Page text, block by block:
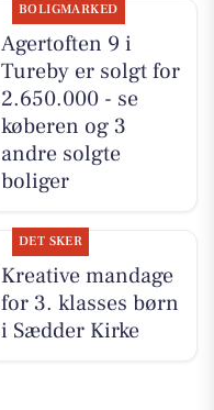
BOLIGMARKED
Agertoften 9 i
Tureby er solgt for
2.650.000 - se
køberen og 3
andre solgte
boliger
DET SKER
Kreative mandage
for 3. klasses børn
i Sædder Kirke